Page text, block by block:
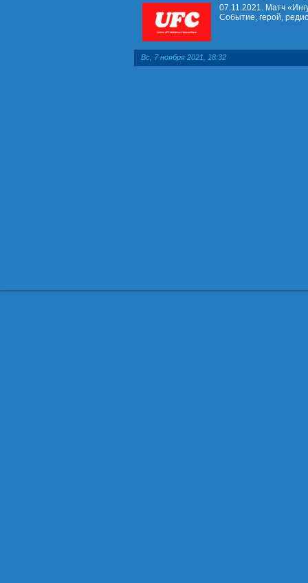
07.11.2021. Матч
Событие, герой,
Вс, 7 ноября 2021, 18:32